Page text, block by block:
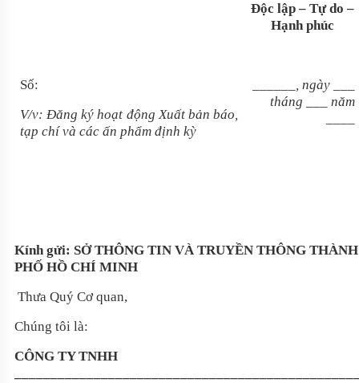
Độc lập – Tự do –
Hạnh phúc
Số:
V/v: Đăng ký hoạt động Xuất bản báo,
tạp chí và các ấn phẩm định kỳ
______, ngày ___
tháng ___ năm
Kính gửi: SỞ THÔNG TIN VÀ TRUYỀN THÔNG THÀNH
PHỐ HỒ CHÍ MINH
Thưa Quý Cơ quan,
Chúng tôi là:
CÔNG TY TNHH